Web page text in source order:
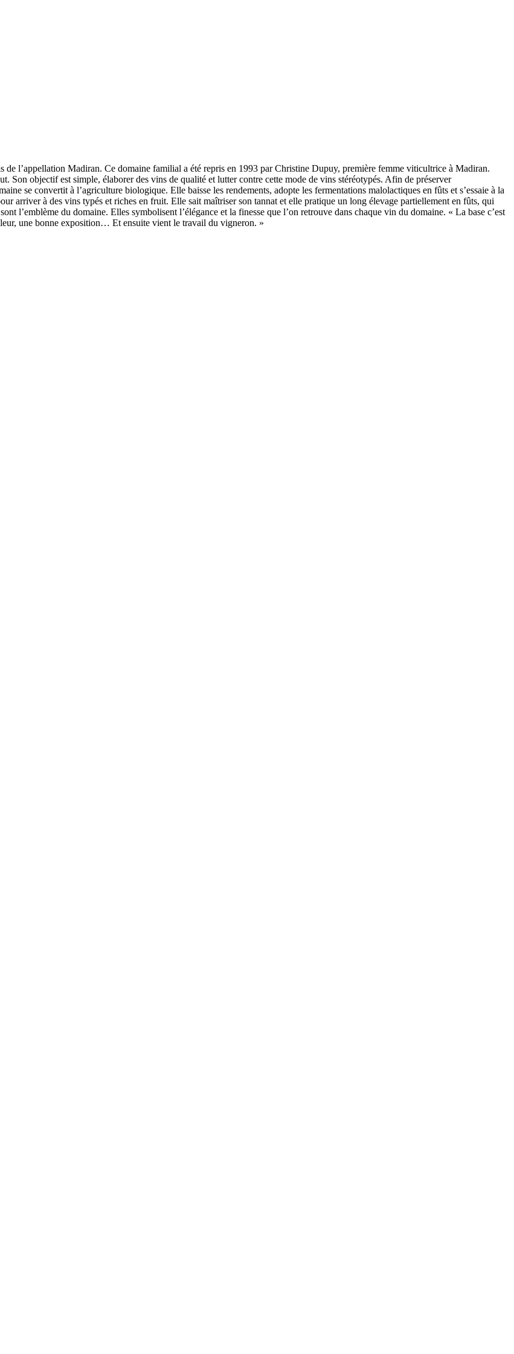
de l’appellation Madiran. Ce domaine familial a été repris en 1993 par Christine Dupuy, première femme viticultrice à Madiran.
Son objectif est simple, élaborer des vins de qualité et lutter contre cette mode de vins stéréotypés. Afin de préserver
se convertit à l’agriculture biologique. Elle baisse les rendements, adopte les fermentations malolactiques en fûts et s’essaie à la
arriver à des vins typés et riches en fruit. Elle sait maîtriser son tannat et elle pratique un long élevage partiellement en fûts, qui
l’emblème du domaine. Elles symbolisent l’élégance et la finesse que l’on retrouve dans chaque vin du domaine. « La base c’est
une bonne exposition… Et ensuite vient le travail du vigneron. »